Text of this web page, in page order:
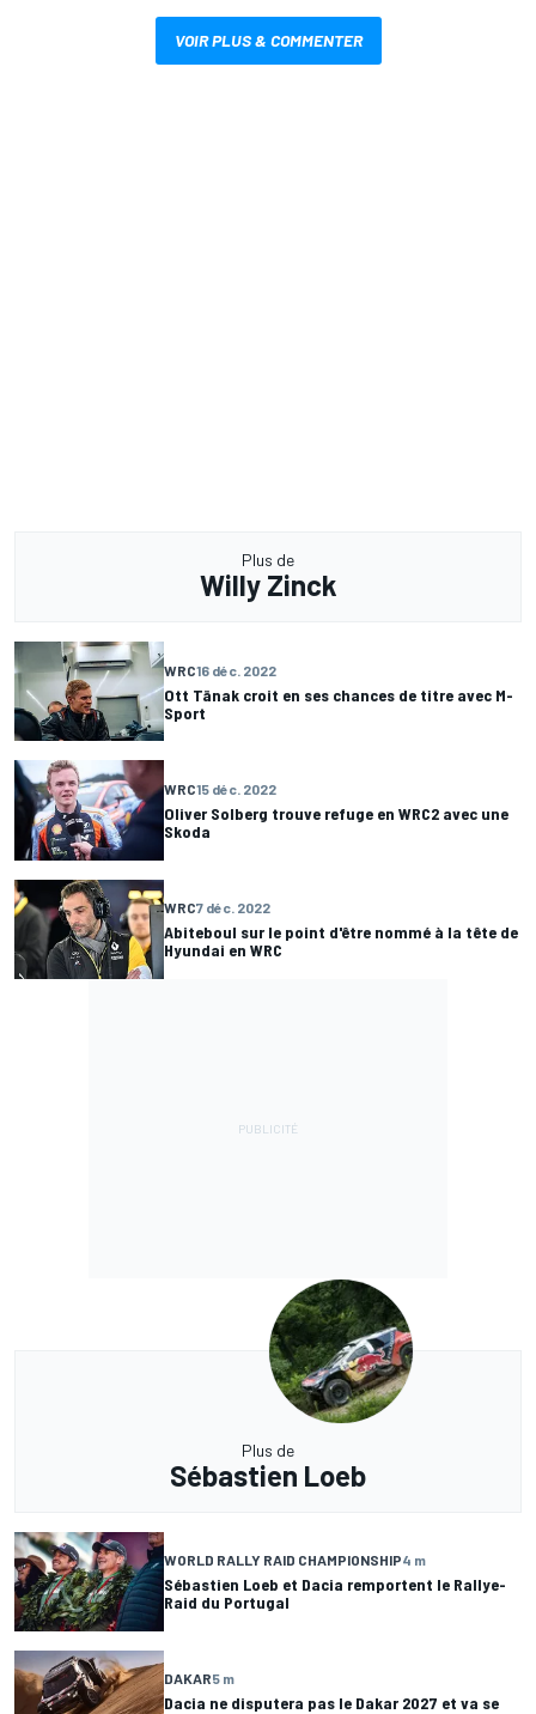
VOIR PLUS & COMMENTER
Plus de
Willy Zinck
WRC16 déc. 2022
Ott Tänak croit en ses chances de titre avec M-
Sport
WRC15 déc. 2022
Oliver Solberg trouve refuge en WRC2 avec une
Skoda
WRC7 déc. 2022
Abiteboul sur le point d'être nommé à la tête de
Hyundai en WRC
Plus de
Sébastien Loeb
WORLD RALLY RAID CHAMPIONSHIP4 m
Sébastien Loeb et Dacia remportent le Rallye-
Raid du Portugal
DAKAR5 m
Dacia ne disputera pas le Dakar 2027 et va se